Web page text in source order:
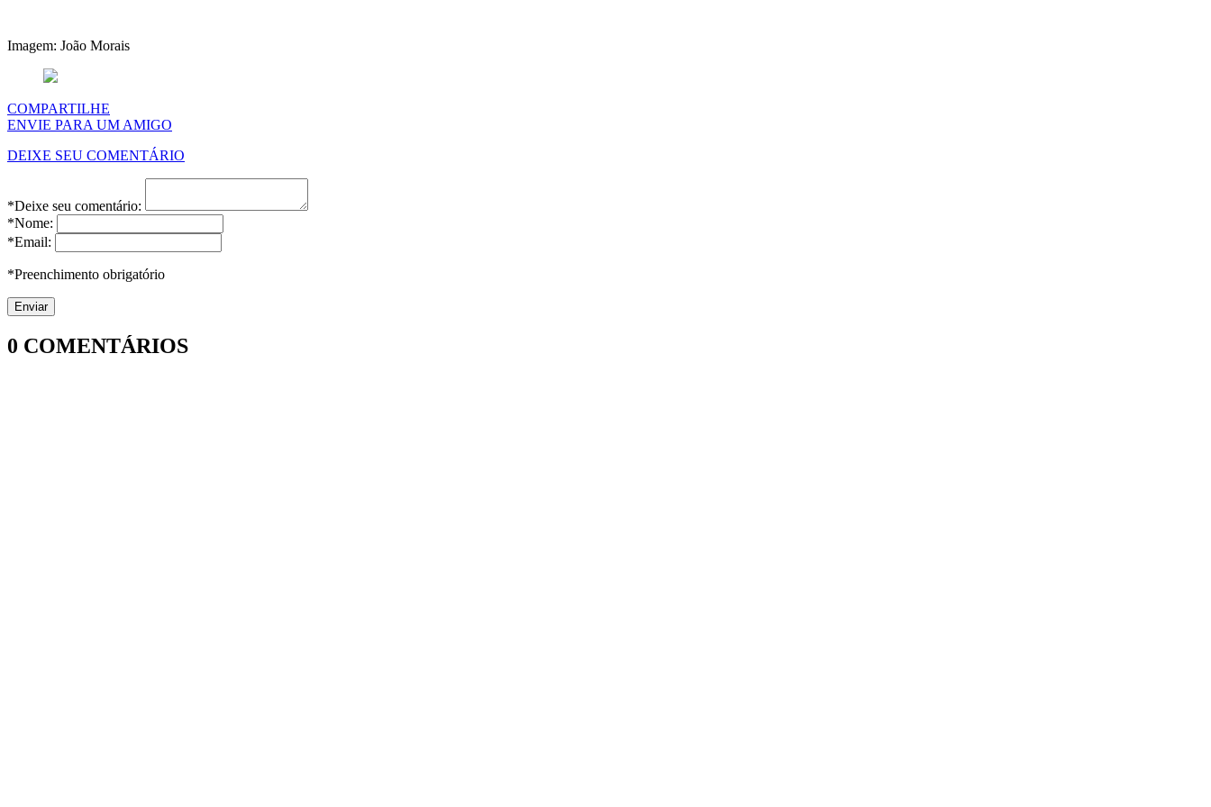
Imagem: João Morais
COMPARTILHE
ENVIE PARA UM AMIGO
DEIXE SEU COMENTÁRIO
*Deixe seu comentário:
*Nome:
*Email:
*Preenchimento obrigatório
0 COMENTÁRIOS